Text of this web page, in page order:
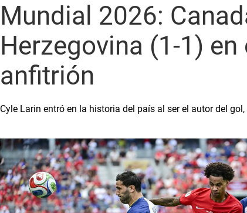
Mundial 2026:
Herzegovina (1-1)
anfitrión
Cyle Larin entró en la historia del país al ser el autor del